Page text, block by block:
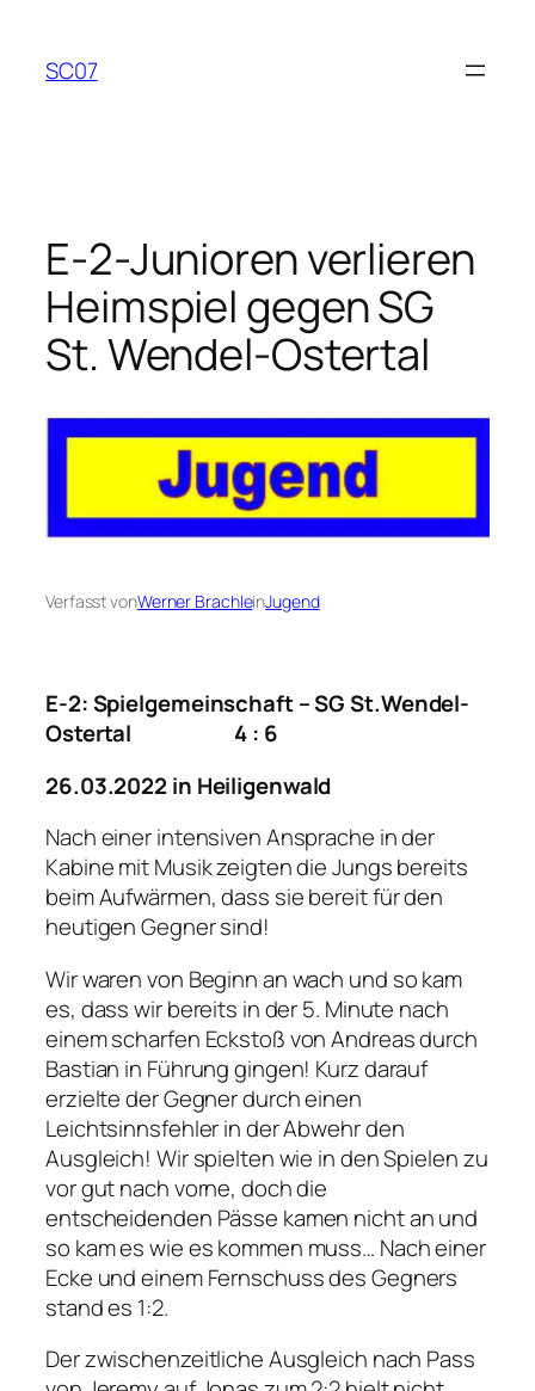
springen
SC07
E-2-Junioren verlieren
Heimspiel gegen SG
St. Wendel-Ostertal
Verfasst vonWerner BrachleinJugend
E-2: Spielgemeinschaft – SG St.Wendel-
Ostertal 4 : 6
26.03.2022 in Heiligenwald
Nach einer intensiven Ansprache in der
Kabine mit Musik zeigten die Jungs bereits
beim Aufwärmen, dass sie bereit für den
heutigen Gegner sind!
Wir waren von Beginn an wach und so kam
es, dass wir bereits in der 5. Minute nach
einem scharfen Eckstoß von Andreas durch
Bastian in Führung gingen! Kurz darauf
erzielte der Gegner durch einen
Leichtsinnsfehler in der Abwehr den
Ausgleich! Wir spielten wie in den Spielen zu
vor gut nach vorne, doch die
entscheidenden Pässe kamen nicht an und
so kam es wie es kommen muss… Nach einer
Ecke und einem Fernschuss des Gegners
stand es 1:2.
Der zwischenzeitliche Ausgleich nach Pass